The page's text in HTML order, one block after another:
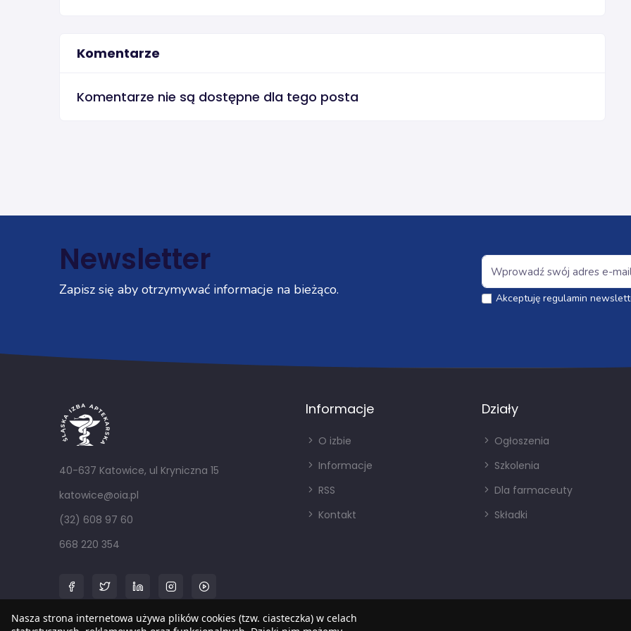
Komentarze
Komentarze nie są dostępne dla tego posta
Newsletter
Zapisz się aby otrzymywać informacje na bieżąco.
Akceptuję regulamin
40-637 Katowice, ul Kryniczna 15
katowice@oia.pl
(32) 608 97 60
668 220 354
Informacje
O izbie
Informacje
RSS
Kontakt
Działy
Ogłoszenia
Szkolenia
Dla farmaceuty
Składki
Nasza strona internetowa używa plików cookies (tzw. ciasteczka) w celach